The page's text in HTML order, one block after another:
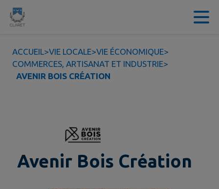
Contenu
ACCUEIL>VIE LOCALE>VIE ÉCONOMIQUE>
COMMERCES, ARTISANAT ET INDUSTRIE>
AVENIR BOIS CRÉATION
Avenir Bois Création